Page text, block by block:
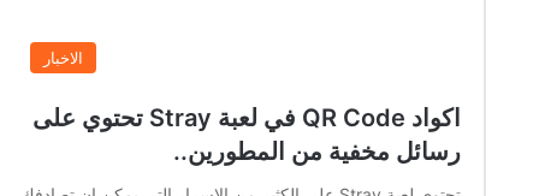
الاخبار
اكواد QR Code في لعبة Stray تحتوي على
رسائل مخفية من المطورين..